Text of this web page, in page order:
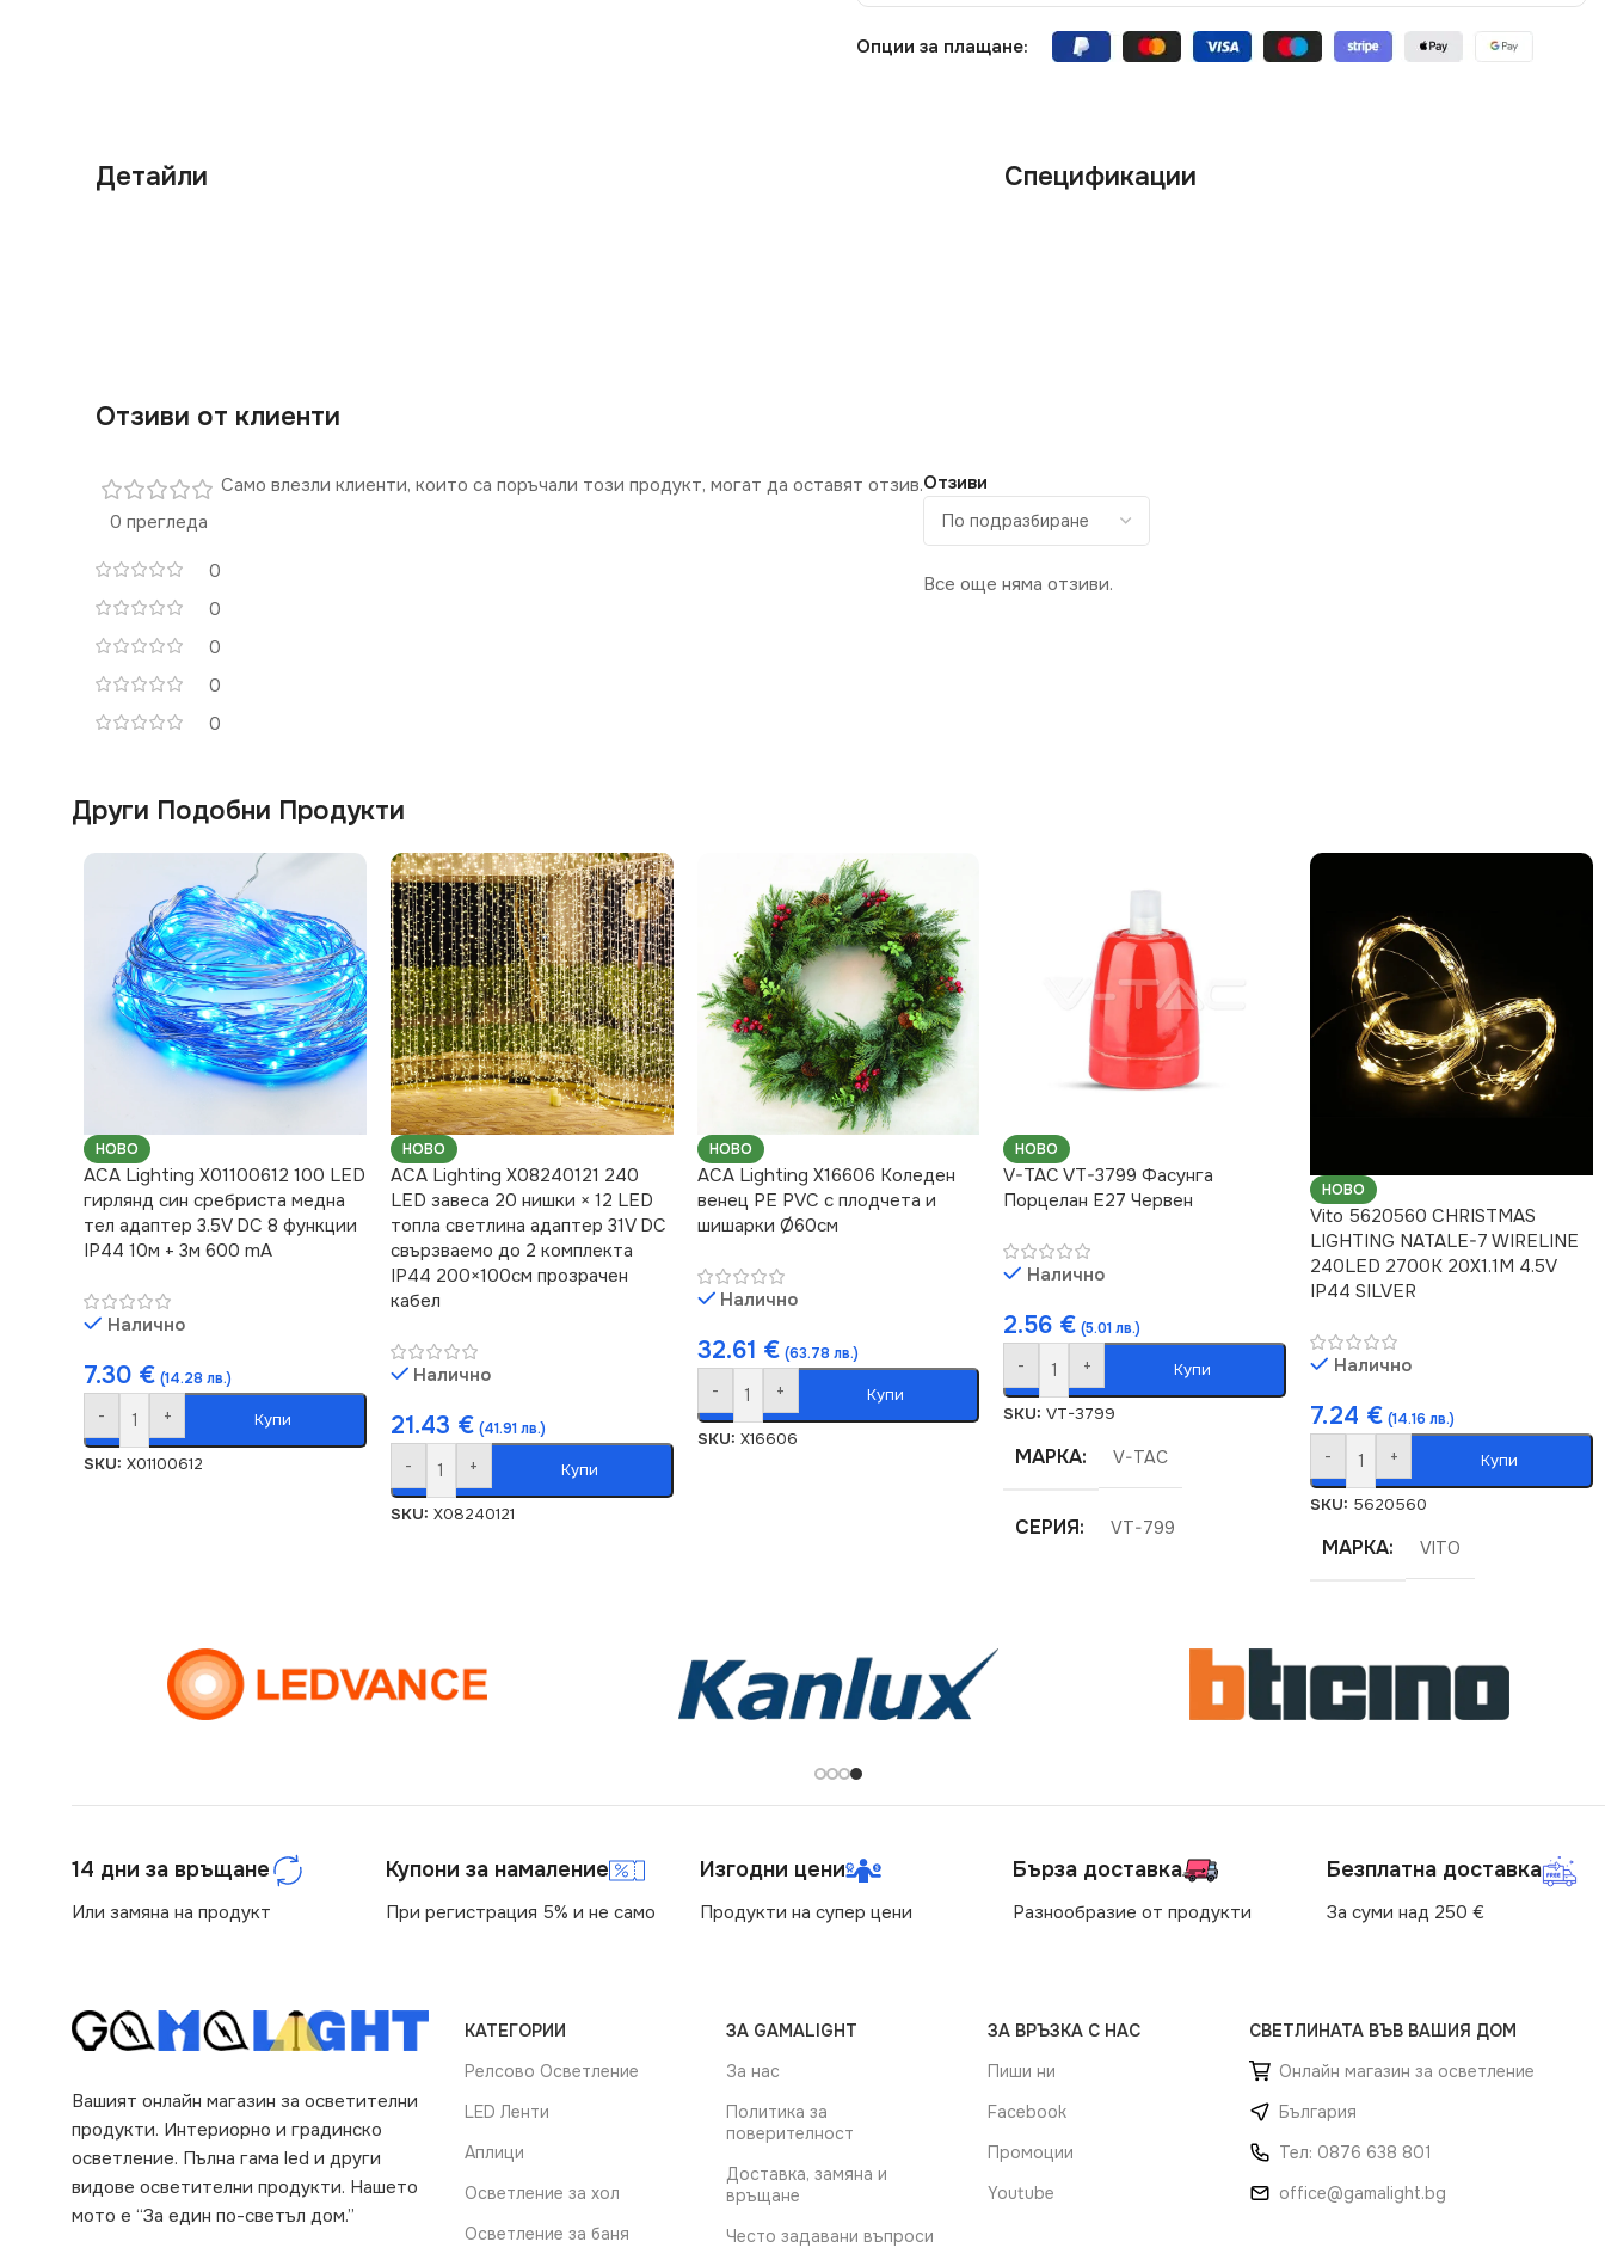
Опции за плащане:
Детайли Спецификации
Отзиви от клиенти
0 прегледа
0
0
0
0
0
Отзиви
Все още няма отзиви.
Само влезли клиенти, които са поръчали този продукт, могат да оставят отзив.
Други Подобни Продукти
НОВО
ACA Lighting X01100612 100 LED
гирлянд син сребриста медна
тел адаптер 3.5V DC 8 функции
IP44 10м + 3м 600 mA
Налично
7.30 € (14.28 лв.)
- + Купи
SKU: X01100612
НОВО
ACA Lighting X08240121 240
LED завеса 20 нишки × 12 LED
топла светлина адаптер 31V DC
свързваемо до 2 комплекта
IP44 200×100см прозрачен
кабел
Налично
21.43 € (41.91 лв.)
- + Купи
SKU: X08240121
НОВО
ACA Lighting X16606 Коледен
венец PE PVC с плодчета и
шишарки Ø60см
Налично
32.61 € (63.78 лв.)
- + Купи
SKU: X16606
НОВО
V-TAC VT-3799 Фасунга
Порцелан E27 Червен
Налично
2.56 € (5.01 лв.)
- + Купи
SKU:VT-3799
МАРКА V-TAC
СЕРИЯ VT-799
НОВО
Vito 5620560 CHRISTMAS
LIGHTING NATALE-7 WIRELINE
240LED 2700K 20X1.1M 4.5V
IP44 SILVER
Налично
7.24 € (14.16 лв.)
- + Купи
SKU: 5620560
МАРКА VITO
14 дни за връщане
Или замяна на продукт
Купони за намаление
При регистрация 5% и не само
Изгодни цени
Продукти на супер цени
Бърза доставка
Разнообразие от продукти
Безплатна доставка
За суми над 250 €
Вашият онлайн магазин за осветителни
продукти. Интериорно и градинско
осветление. Пълна гама led и други
видове осветителни продукти. Нашето
мото е “За един по-светъл дом.”
КАТЕГОРИИ
Релсово Осветление
LED Ленти
Аплици
Осветление за хол
Осветление за баня
ЗА GAMALIGHT
За нас
Политика за
поверителност
Доставка, замяна и
връщане
Често задавани въпроси
ЗА ВРЪЗКА С НАС
Пиши ни
Facebook
Промоции
Youtube
СВЕТЛИНАТА ВЪВ ВАШИЯ ДОМ
Онлайн магазин за осветление
България
Тел: 0876 638 801
office@gamalight.bg